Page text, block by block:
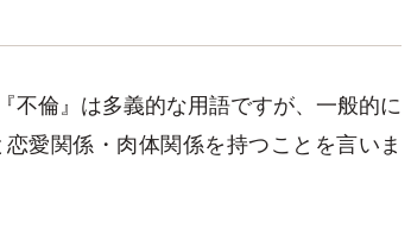
不倫』は多義的な用語ですが、一般的に
愛関係・肉体関係を持つことを言いま